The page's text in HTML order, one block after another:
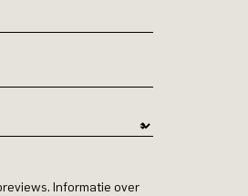
Informatie over